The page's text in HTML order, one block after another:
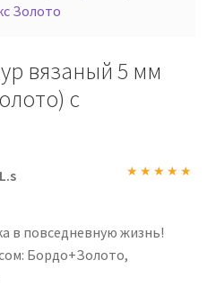
Золото
вязаный 5 мм
с
в повседневную жизнь!
Бордо+Золото,